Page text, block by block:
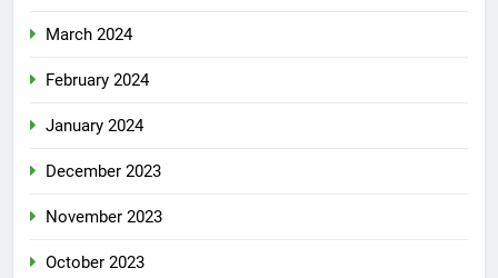
March 2024
February 2024
January 2024
December 2023
November 2023
October 2023